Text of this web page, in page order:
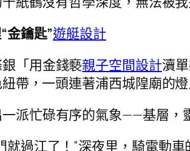
金鑰匙”遊艇設計
「用金錢褻親子空間設計瀆
帶，一頭連著浦西城隍廟的
派忙碌有序的氣象——基層，
過江了！”深夜里，騎電動車